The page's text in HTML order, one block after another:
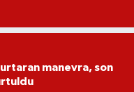
manevra, son